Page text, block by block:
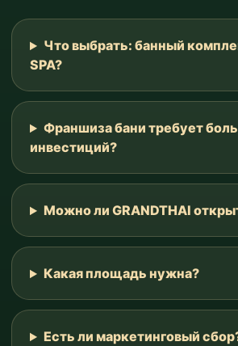
Что выбрать: банный
SPA?
Франшиза бани требует
инвестиций?
Можно ли GRANDTHAI
Какая площадь нужна?
Есть ли маркетинговый